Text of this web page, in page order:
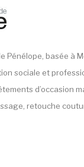
Pénélope, basée à
sociale et
d’occasion
retouche